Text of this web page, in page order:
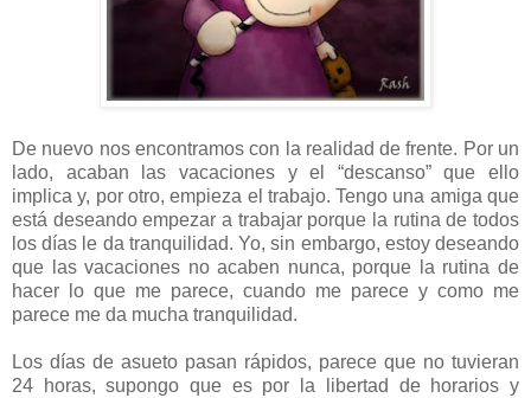
De nuevo nos encontramos con la realidad de frente. Por un
lado, acaban las vacaciones y el “descanso” que ello
implica y, por otro, empieza el trabajo. Tengo una amiga que
está deseando empezar a trabajar porque la rutina de todos
los días le da tranquilidad. Yo, sin embargo, estoy deseando
que las vacaciones no acaben nunca, porque la rutina de
hacer lo que me parece, cuando me parece y como me
parece me da mucha tranquilidad.
Los días de asueto pasan rápidos, parece que no tuvieran
24 horas, supongo que es por la libertad de horarios y